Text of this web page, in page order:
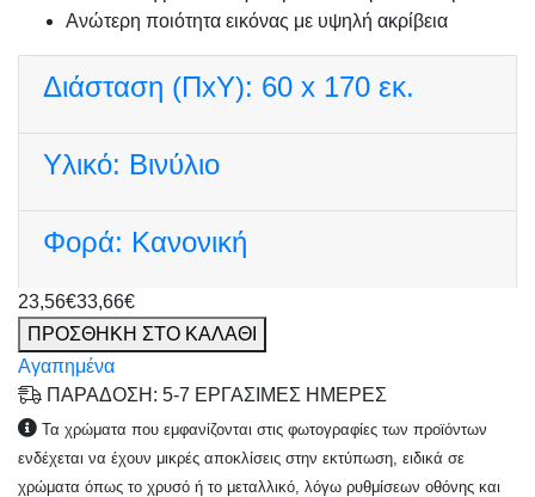
Ανώτερη ποιότητα εικόνας με υψηλή ακρίβεια
Διάσταση (ΠxΥ): 60 x 170 εκ.
Υλικό: Βινύλιο
Φορά: Κανονική
23,56€33,66€
ΠΡΟΣΘΗΚΗ ΣΤΟ ΚΑΛΑΘΙ
Αγαπημένα
ΠΑΡΑΔΟΣΗ: 5-7 ΕΡΓΑΣΙΜΕΣ ΗΜΕΡΕΣ
Τα χρώματα που εμφανίζονται στις φωτογραφίες των προϊόντων
ενδέχεται να έχουν μικρές αποκλίσεις στην εκτύπωση, ειδικά σε
χρώματα όπως το χρυσό ή το μεταλλικό, λόγω ρυθμίσεων οθόνης και